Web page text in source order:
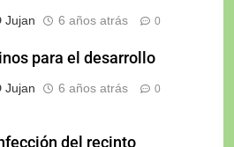
Jujan 6 años atrás 0
para el desarrollo
Jujan 6 años atrás 0
del recinto